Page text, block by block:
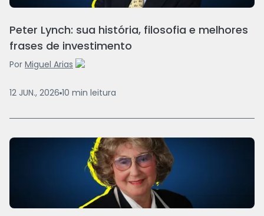
Peter Lynch: sua história, filosofia e melhores
frases de investimento
Por Miguel Arias
12 JUN., 2026 10 min leitura